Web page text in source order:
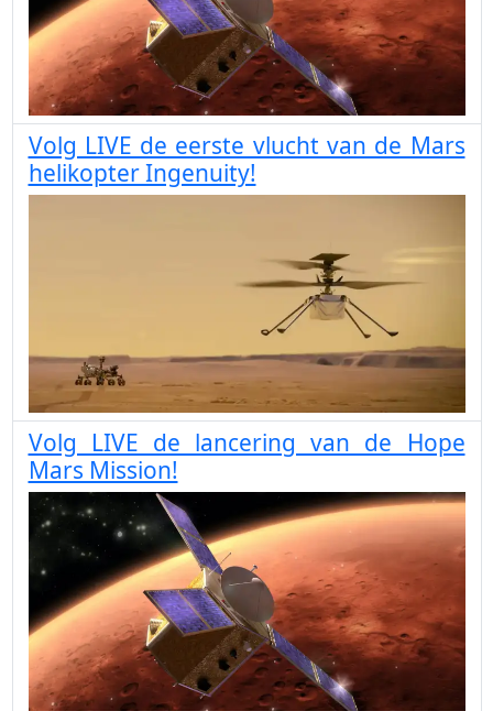
Volg LIVE de eerste vlucht van de Mars
helikopter Ingenuity!
Volg LIVE de lancering van de Hope
Mars Mission!